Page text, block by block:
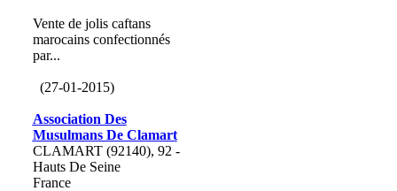
Vente de jolis caftans
marocains confectionnés
par...
(27-01-2015)
Association Des
Musulmans De Clamart
CLAMART (92140), 92 -
Hauts De Seine
France